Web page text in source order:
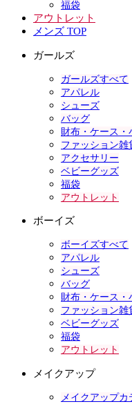
福袋
アウトレット
メンズ TOP
ガールズ
ガールズすべて
アパレル
シューズ
バッグ
財布・ケース・
ファッション雑
アクセサリー
ベビーグッズ
福袋
アウトレット
ボーイズ
ボーイズすべて
アパレル
シューズ
バッグ
財布・ケース・
ファッション雑
ベビーグッズ
福袋
アウトレット
メイクアップ
メイクアップカ